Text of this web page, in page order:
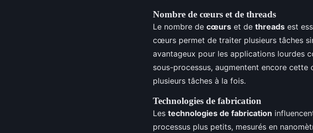
Nombre de cœurs et de threads
Le nombre de cœurs et de threads est
cœurs permet de traiter plusieurs tâches
avantageux pour les applications lourdes
sous-processus, augmentent encore
plusieurs tâches à la fois.
Technologies de fabrication
Les technologies de fabrication
processus plus petits, mesurés en